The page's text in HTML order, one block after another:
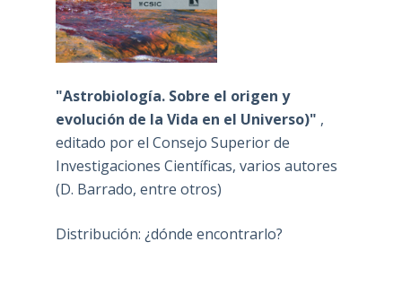
"Astrobiología. Sobre el origen y
evolución de la Vida en el Universo)" ,
editado por el Consejo Superior de
Investigaciones Científicas, varios autores
(D. Barrado, entre otros)
Distribución: ¿dónde encontrarlo?